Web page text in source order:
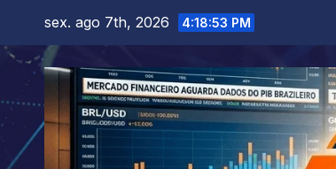
content
sex. ago 7th, 2026 4:18:54 PM